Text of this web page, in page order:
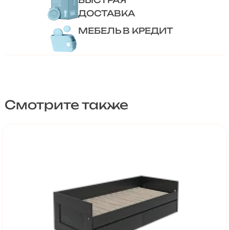
ДОСТАВКА
МЕБЕЛЬ В КРЕДИТ
Смотрите также